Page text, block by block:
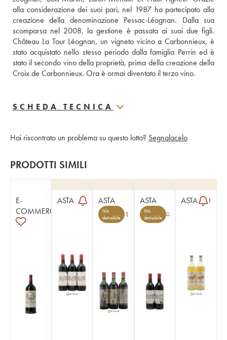
alla considerazione dei suoi pari, nel 1987 ha partecipato alla
creazione della denominazione Pessac-Léognan. Dalla sua
scomparsa nel 2008, la gestione è passata ai suoi due figli.
Château La Tour Léognan, un vigneto vicino a Carbonnieux, è
stato acquistato nello stesso periodo dalla famiglia Perrin ed è
stato il secondo vino della proprietà, prima della creazione della
Croix de Carbonnieux. Ora è ormai diventato il terzo vino.
SCHEDA TECNICA
Hai riscontrato un problema su questo lotto? Segnalacelo
PRODOTTI SIMILI
E-
COMMERCE
ASTA ASTA
IVA
detraibile
1
ASTA
IVA
detraibile
ASTA 1